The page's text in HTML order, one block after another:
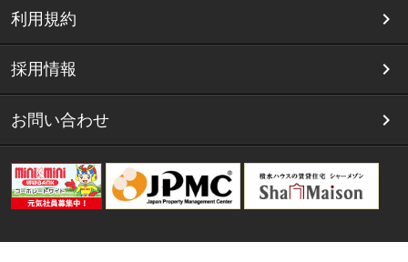
利用規約
採用情報
お問い合わせ